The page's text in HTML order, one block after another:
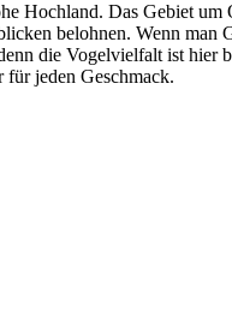
Hochland. Das Gebiet
belohnen. Wenn
die Vogelvielfalt ist hier
jeden Geschmack.